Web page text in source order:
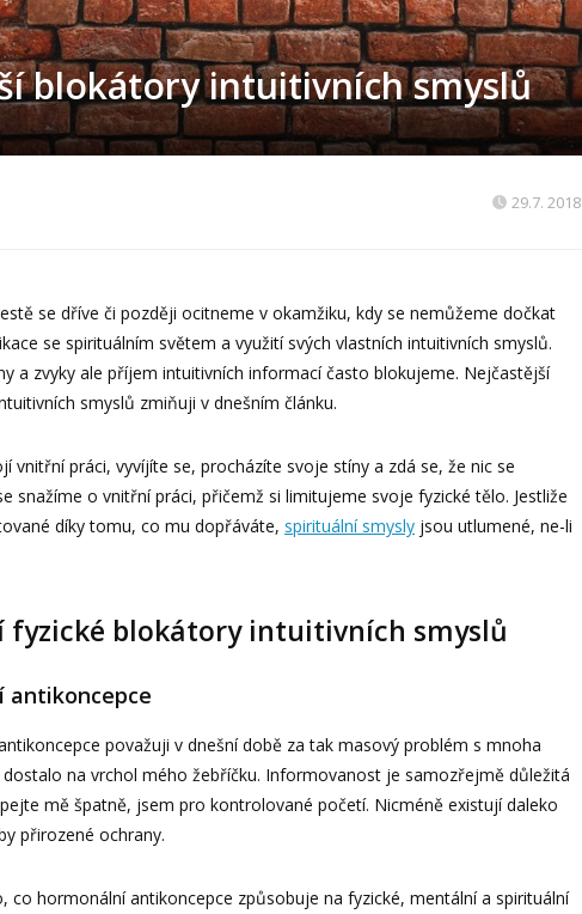
blokátory intuitivních smyslů
29.7. 2018
se dříve či později ocitneme v okamžiku, kdy se nemůžeme dočkat
se spirituálním světem a využití svých vlastních intuitivních smyslů.
a zvyky ale příjem intuitivních informací často blokujeme. Nejčastější
smyslů zmiňuji v dnešním článku.
vnitřní práci, vyvíjíte se, procházíte svoje stíny a zdá se, že nic se
snažíme o vnitřní práci, přičemž si limitujeme svoje fyzické tělo. Jestliže
díky tomu, co mu dopřáváte, spirituální smysly jsou utlumené, ne-li
fyzické blokátory intuitivních smyslů
antikoncepce
považuji v dnešní době za tak masový problém s mnoha
na vrchol mého žebříčku. Informovanost je samozřejmě důležitá
mě špatně, jsem pro kontrolované početí. Nicméně existují daleko
přirozené ochrany.
co hormonální antikoncepce způsobuje na fyzické, mentální a spirituální